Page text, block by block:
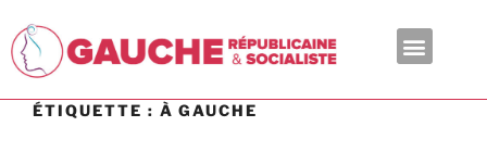
ÉTIQUETTE : À GAUCHE